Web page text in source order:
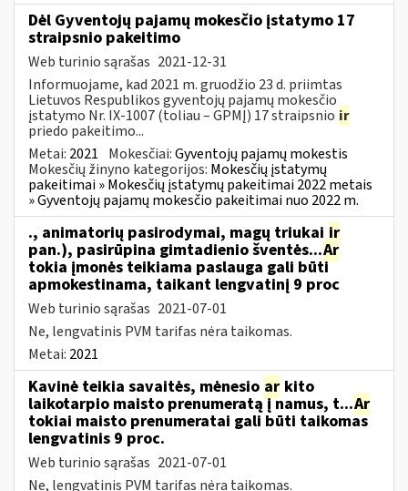
Dėl Gyventojų pajamų mokesčio įstatymo 17
straipsnio pakeitimo
Web turinio sąrašas 2021-12-31
Informuojame, kad 2021 m. gruodžio 23 d. priimtas
Lietuvos Respublikos gyventojų pajamų mokesčio
įstatymo Nr. IX-1007 (toliau – GPMĮ) 17 straipsnio ir
priedo pakeitimo...
Metai: 2021 Mokesčiai:Gyventojų pajamų mokestis
Mokesčių žinyno kategorijos: Mokesčių įstatymų
pakeitimai » Mokesčių įstatymų pakeitimai 2022 metais
» Gyventojų pajamų mokesčio pakeitimai nuo 2022 m.
., animatorių pasirodymai, magų triukai ir
pan.), pasirūpina gimtadienio šventės...Ar
tokia įmonės teikiama paslauga gali būti
apmokestinama, taikant lengvatinį 9 proc
Web turinio sąrašas 2021-07-01
Ne, lengvatinis PVM tarifas nėra taikomas.
Metai: 2021
Kavinė teikia savaitės, mėnesio ar kito
laikotarpio maisto prenumeratą į namus, t...Ar
tokiai maisto prenumeratai gali būti taikomas
lengvatinis 9 proc.
Web turinio sąrašas 2021-07-01
Ne, lengvatinis PVM tarifas nėra taikomas.